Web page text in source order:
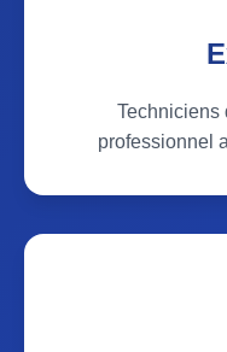
Techniciens
professionnel